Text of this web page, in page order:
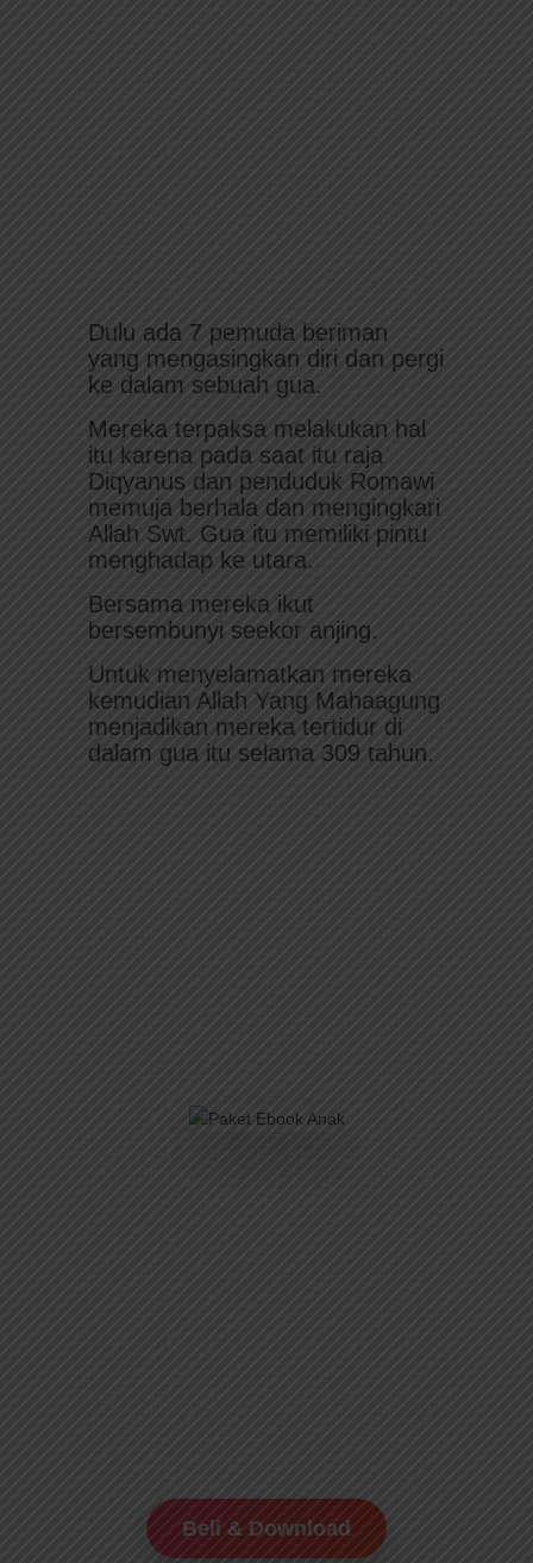
Dulu ada 7 pemuda beriman
yang mengasingkan diri dan pergi
ke dalam sebuah gua.
Mereka terpaksa melakukan hal
itu karena pada saat itu raja
Diqyanus dan penduduk Romawi
memuja berhala dan mengingkari
Allah Swt. Gua itu memiliki pintu
menghadap ke utara.
Bersama mereka ikut
bersembunyi seekor anjing.
Untuk menyelamatkan mereka
kemudian Allah Yang Mahaagung
menjadikan mereka tertidur di
dalam gua itu selama 309 tahun.
Beli & Download